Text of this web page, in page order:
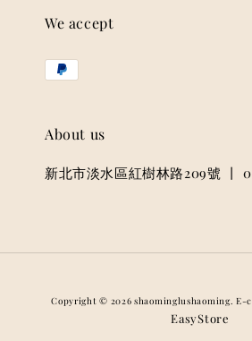
We accept
About us
新北市淡水區紅樹林路209號 丨
Copyright © 2026 shaominglushaoming. E-
EasyStore